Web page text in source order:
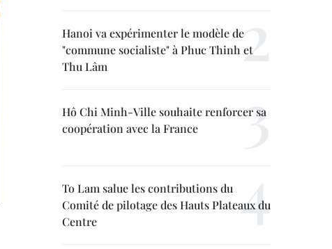
Hanoi va expérimenter le modèle de
"commune socialiste" à Phuc Thinh et
Thu Lâm
Hô Chi Minh-Ville souhaite renforcer sa
coopération avec la France
To Lam salue les contributions du
Comité de pilotage des Hauts Plateaux du
Centre